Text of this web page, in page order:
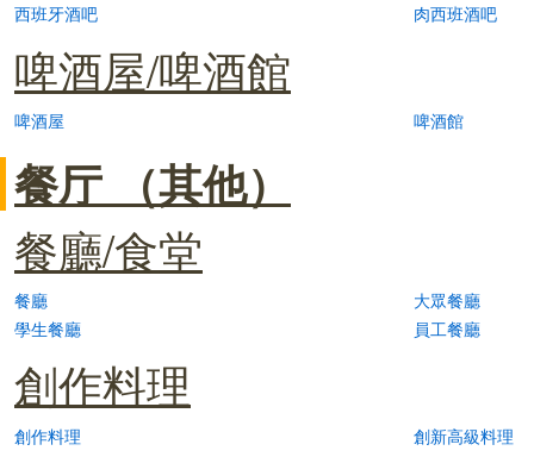
西班牙酒吧 肉西班酒吧
啤酒屋/啤酒館
啤酒屋 啤酒館
餐厅 （其他）
餐廳/食堂
餐廳
大眾餐廳
學生餐廳
員工餐廳
創作料理
創作料理 創新高級料理